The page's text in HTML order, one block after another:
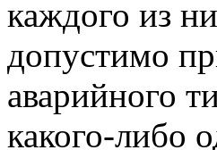
каждого из
допустимо
аварийного
какого-либо